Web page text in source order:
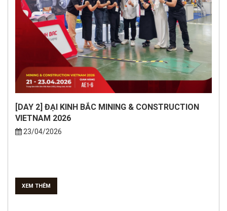
[DAY 2] ĐẠI KINH BẮC MINING & CONSTRUCTION
VIETNAM 2026
23/04/2026
XEM THÊM